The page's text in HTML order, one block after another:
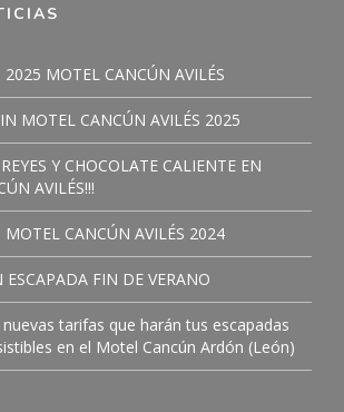
2025 MOTEL CANCÚN AVILÉS
MOTEL CANCÚN AVILÉS 2025
Y CHOCOLATE CALIENTE EN
AVILÉS!!!
MOTEL CANCÚN AVILÉS 2024
ESCAPADA FIN DE VERANO
tarifas que harán tus escapadas
en el Motel Cancún Ardón (León)